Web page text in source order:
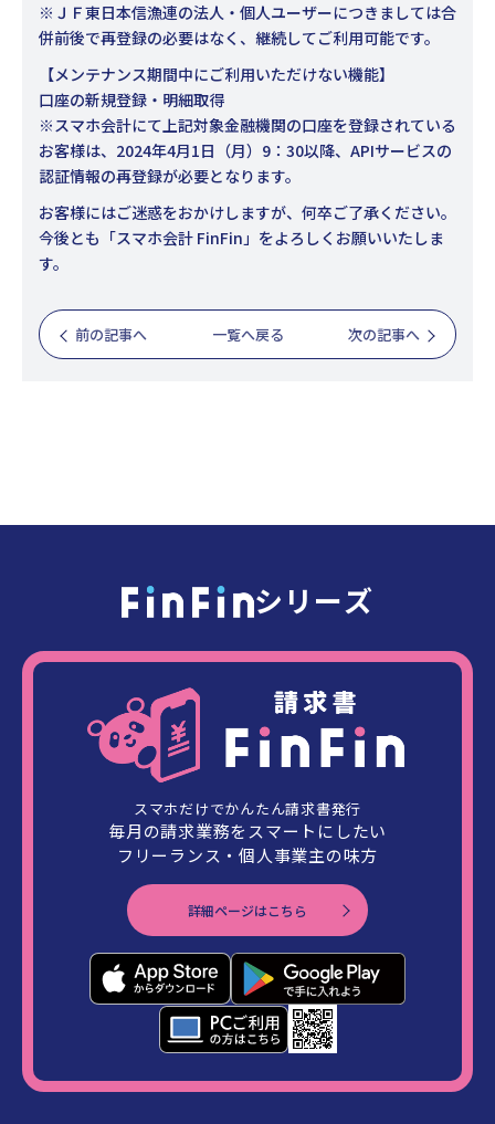
※ＪＦ東日本信漁連の法人・個人ユーザーにつきましては合
併前後で再登録の必要はなく、継続してご利用可能です。
【メンテナンス期間中にご利用いただけない機能】
口座の新規登録・明細取得
※スマホ会計にて上記対象金融機関の口座を登録されている
お客様は、2024年4月1日（月）9：30以降、APIサービスの
認証情報の再登録が必要となります。
お客様にはご迷惑をおかけしますが、何卒ご了承ください。
今後とも「スマホ会計 FinFin」をよろしくお願いいたしま
す。
前の記事へ 一覧へ戻る 次の記事へ
シリーズ
スマホだけでかんたん請求書発行
毎月の請求業務をスマートにしたい
フリーランス・個人事業主の味方
詳細ページはこちら